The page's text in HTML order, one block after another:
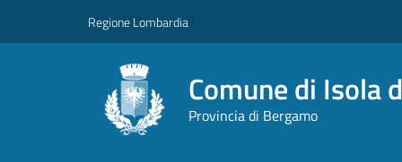
Regione Lombardia
Comune di Isola
Provincia di Bergamo